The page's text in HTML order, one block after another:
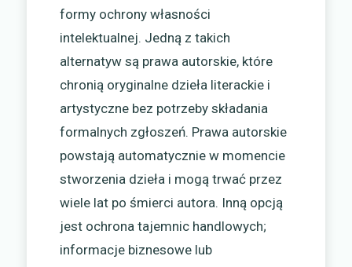
formy ochrony własności
intelektualnej. Jedną z takich
alternatyw są prawa autorskie, które
chronią oryginalne dzieła literackie i
artystyczne bez potrzeby składania
formalnych zgłoszeń. Prawa autorskie
powstają automatycznie w momencie
stworzenia dzieła i mogą trwać przez
wiele lat po śmierci autora. Inną opcją
jest ochrona tajemnic handlowych;
informacje biznesowe lub